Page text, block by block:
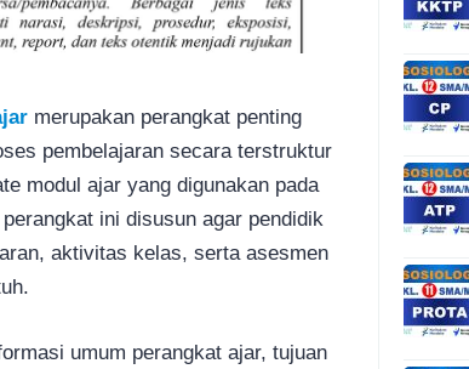
merupakan perangkat penting
pembelajaran secara terstruktur
modul ajar yang digunakan pada
ini disusun agar pendidik
aktivitas kelas, serta asesmen
umum perangkat ajar, tujuan